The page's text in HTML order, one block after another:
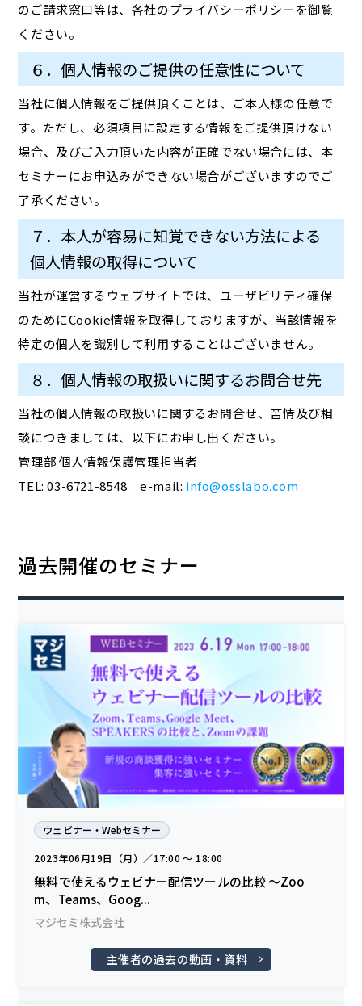
のご請求窓口等は、各社のプライバシーポリシーを御覧
ください。
６．個人情報のご提供の任意性について
当社に個人情報をご提供頂くことは、ご本人様の任意で
す。ただし、必須項目に設定する情報をご提供頂けない
場合、及びご入力頂いた内容が正確でない場合には、本
セミナーにお申込みができない場合がございますのでご
了承ください。
７．本人が容易に知覚できない方法による
個人情報の取得について
当社が運営するウェブサイトでは、ユーザビリティ確保
のためにCookie情報を取得しておりますが、当該情報を
特定の個人を識別して利用することはございません。
８．個人情報の取扱いに関するお問合せ先
当社の個人情報の取扱いに関するお問合せ、苦情及び相
談につきましては、以下にお申し出ください。
管理部 個人情報保護管理担当者
TEL: 03-6721-8548 e-mail: info@osslabo.com
過去開催のセミナー
ウェビナー・Webセミナー
2023年06月19日（月）／17:00 〜 18:00
無料で使えるウェビナー配信ツールの比較 ～Zoo
m、Teams、Goog...
マジセミ株式会社
主催者の過去の動画・資料